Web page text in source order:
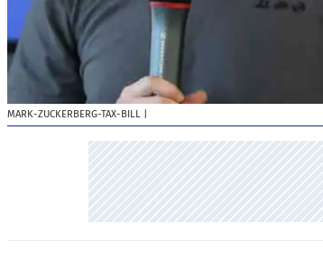
MARK-ZUCKERBERG-TAX-BILL